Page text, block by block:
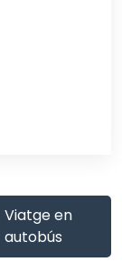
Viatge en
autobús